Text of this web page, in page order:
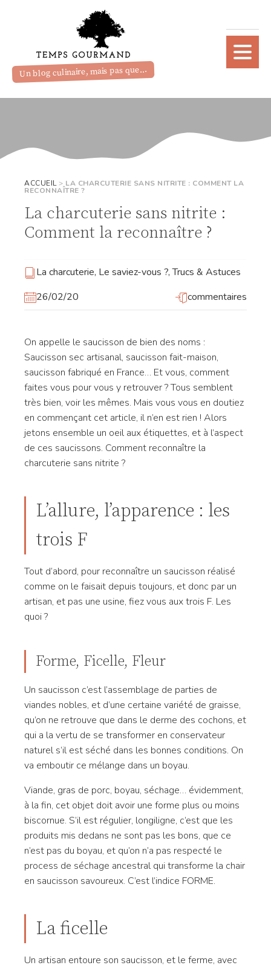
Un blog culinaire, mais pas que...
ACCUEIL> LA CHARCUTERIE SANS NITRITE : COMMENT LA
RECONNAÎTRE ?
La charcuterie sans nitrite :
Comment la reconnaître ?
La charcuterie, Le saviez-vous ?,Trucs & Astuces
26/02/20
commentaires
On appelle le saucisson de bien des noms :
Saucisson sec artisanal, saucisson fait-maison,
saucisson fabriqué en France… Et vous, comment
faites vous pour vous y retrouver ? Tous semblent
très bien, voir les mêmes. Mais vous vous en doutiez
en commençant cet article, il n’en est rien ! Alors
jetons ensemble un oeil aux étiquettes, et à l’aspect
de ces saucissons. Comment reconnaître la
charcuterie sans nitrite ?
L’allure, l’apparence : les
trois F
Tout d’abord, pour reconnaître un saucisson réalisé
comme on le faisait depuis toujours, et donc par un
artisan, et pas une usine, fiez vous aux trois F. Les
quoi ?
Forme, Ficelle, Fleur
Un saucisson c’est l’assemblage de parties de
viandes nobles, et d’une certaine variété de graisse,
qu’on ne retrouve que dans le derme des cochons, et
qui a la vertu de se transformer en conservateur
naturel s’il est séché dans les bonnes conditions. On
va emboutir ce mélange dans un boyau.
Viande, gras de porc, boyau, séchage… évidemment,
à la fin, cet objet doit avoir une forme plus ou moins
biscornue. S’il est régulier, longiligne, c’est que les
produits mis dedans ne sont pas les bons, que ce
n’est pas du boyau, et qu’on n’a pas respecté le
process de séchage ancestral qui transforme la chair
en saucisson savoureux. C’est l’indice FORME.
La ficelle
Un artisan entoure son saucisson, et le ferme, avec